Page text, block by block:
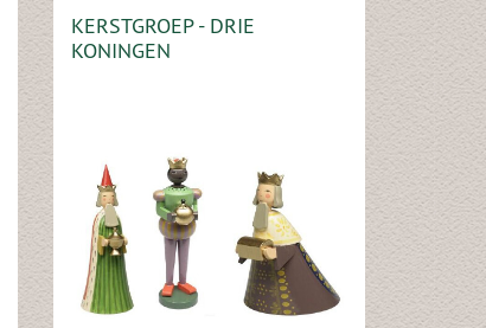
KERSTGROEP - DRIE
KONINGEN